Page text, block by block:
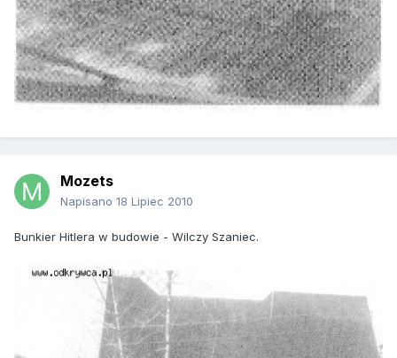
Mozets
Napisano 18 Lipiec 2010
Bunkier Hitlera w budowie - Wilczy Szaniec.